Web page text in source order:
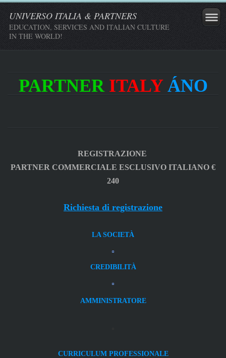
UNIVERSO ITALIA & PARTNERS
EDUCATION, SERVICES AND ITALIAN CULTURE
IN THE WORLD!
PARTNER ITALY ÁNO
REGISTRAZIONE
PARTNER COMMERCIALE ESCLUSIVO ITALIANO €
240
Richiesta di registrazione
LA SOCIETÀ
CREDIBILITÀ
AMMINISTRATORE
CURRICULUM PROFESSIONALE